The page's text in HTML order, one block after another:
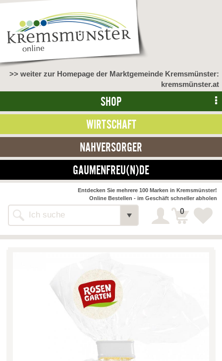
>> weiter zur Homepage der Marktgemeinde Kremsmünster:
kremsmünster.at
SHOP
WIRTSCHAFT
NAHVERSORGER
GAUMENFREU(N)DE
Alle Webseiten
Entdecken Sie mehrere 100 Marken in Kremsmünster!
Online Bestellen - im Geschäft schneller abholen
0
NAHVERSORGER
>> Bauernmarkt << Detail
Bäckerei-Konditorei-Café
Fleischerei Hüthmayr
Hofladen Hoffelner
Kuglbauer - Familie Bischof
Söllradls Naturkostladen